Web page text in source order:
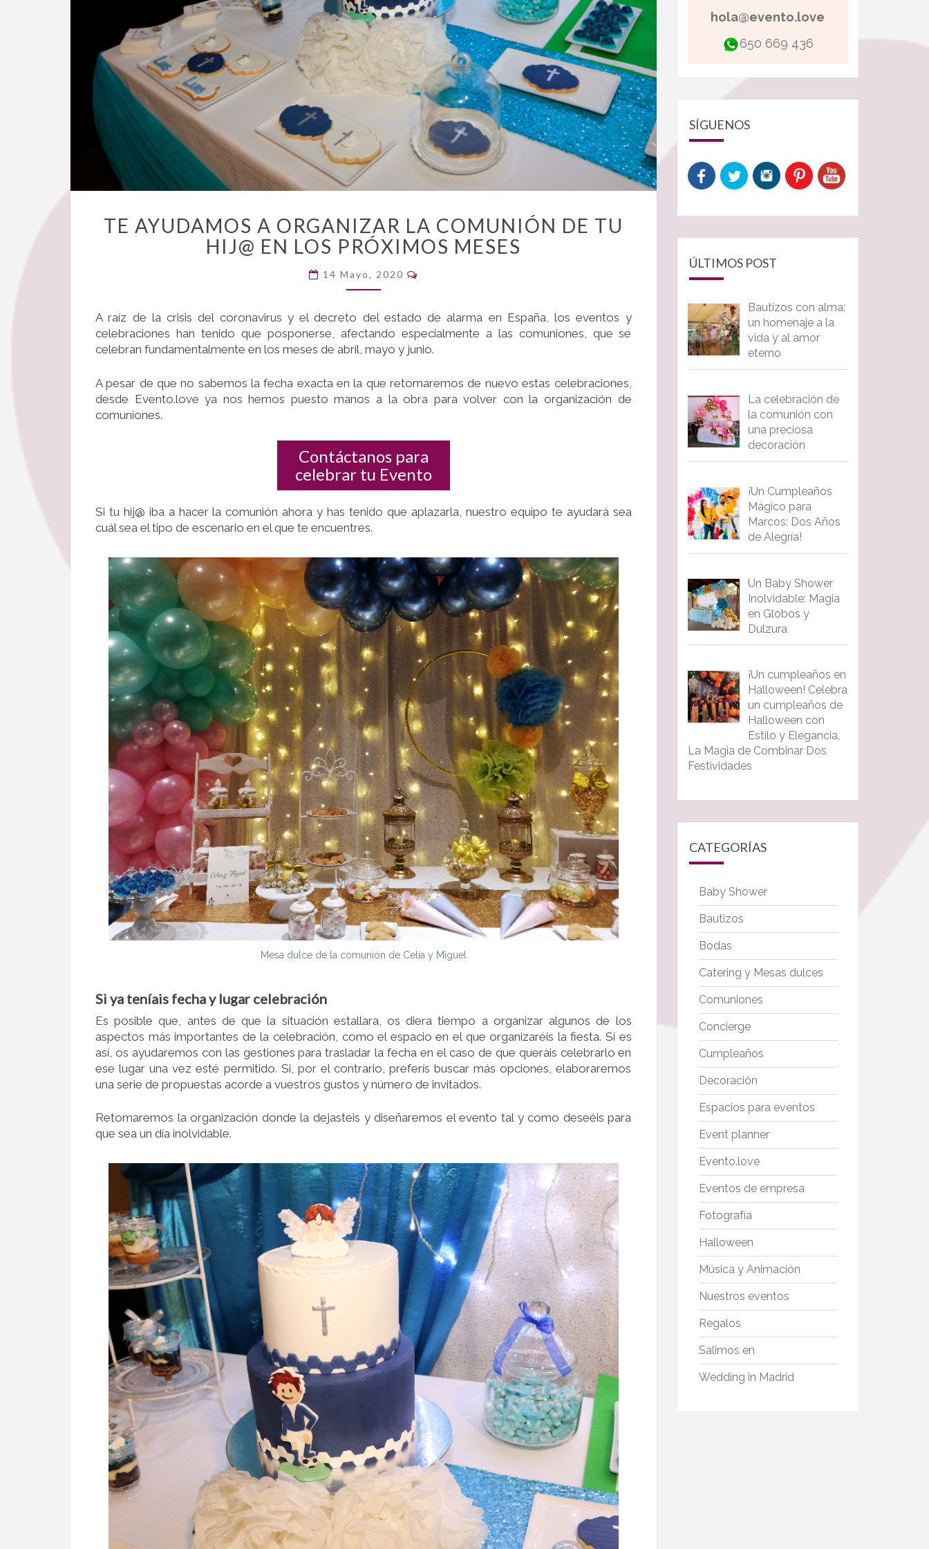
AYUDAMOS
A
LA
DE
TU
HIJ@
LOS
PRÓXIMOS
TE AYUDAMOS A ORGANIZAR LA COMUNIÓN DE TU
HIJ@ EN LOS PRÓXIMOS MESES
14 Mayo, 2020
A raíz de la crisis del coronavirus y el decreto del estado de alarma en España, los eventos y
celebraciones han tenido que posponerse, afectando especialmente a las comuniones, que se
celebran fundamentalmente en los meses de abril, mayo y junio.
A pesar de que no sabemos la fecha exacta en la que retomaremos de nuevo estas celebraciones,
desde Evento.love ya nos hemos puesto manos a la obra para volver con la organización de
comuniones.
Contáctanos para
celebrar tu Evento
Si tu hij@ iba a hacer la comunión ahora y has tenido que aplazarla, nuestro equipo te ayudará sea
cuál sea el tipo de escenario en el que te encuentres.
Mesa dulce de la comunión de Celia y Miguel
Si ya teníais fecha y lugar celebración
Es posible que, antes de que la situación estallara, os diera tiempo a organizar algunos de los
aspectos más importantes de la celebración, como el espacio en el que organizaréis la fiesta. Si es
así, os ayudaremos con las gestiones para trasladar la fecha en el caso de que queráis celebrarlo en
ese lugar una vez esté permitido. Si, por el contrario, preferís buscar más opciones, elaboraremos
una serie de propuestas acorde a vuestros gustos y número de invitados.
Retomaremos la organización donde la dejasteis y diseñaremos el evento tal y como deseéis para
que sea un día inolvidable.
hola@evento.love
650 669 436
SÍGUENOS
ÚLTIMOS POST
Bautizos con alma:
un homenaje a la
vida y al amor
eterno
La celebración de
la comunión con
una preciosa
decoración
¡Un Cumpleaños
Mágico para
Marcos: Dos Años
de Alegría!
Un Baby Shower
Inolvidable: Magia
en Globos y
Dulzura
¡Un cumpleaños en
Halloween! Celebra
un cumpleaños de
Halloween con
Estilo y Elegancia,
La Magia de Combinar Dos
Festividades
CATEGORÍAS
Baby Shower
Bautizos
Bodas
Catering y Mesas dulces
Comuniones
Concierge
Cumpleaños
Decoración
Espacios para eventos
Event planner
Evento.love
Eventos de empresa
Fotografía
Halloween
Música y Animación
Nuestros eventos
Regalos
Salimos en
Wedding in Madrid